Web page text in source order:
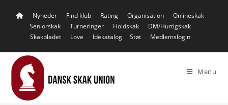
Nyheder Find klub Rating Organisation
Onlineskak
Seniorskak
Turneringer Holdskak
DM/Hurtigskak
Skakbladet
Love Idekatalog Støt Medlemslogin
Menu